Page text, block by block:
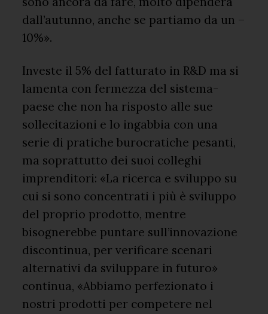
dall’autunno, anche se partiamo da un –
10%».
Investe il 5% del fatturato in R&D ma si
lamenta con fermezza del sistema-
paese che non ha risposto alle sue
sollecitazioni e lo ingabbia con una
serie di pratiche burocratiche pesanti,
ma soprattutto dei suoi colleghi
imprenditori: «La ricerca e sviluppo su
cui si sono concentrati i più è sviluppo
del proprio prodotto, mentre
bisognerebbe puntare sull’innovazione
discontinua, per verificare scenari
alternativi da sviluppare in futuro»
continua, «Abbiamo perfezionato i
nostri prodotti per competere nel